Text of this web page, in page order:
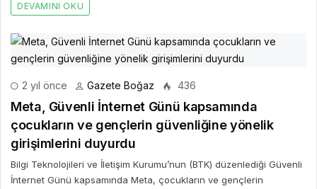
DEVAMINI OKU
2 yıl önce Gazete Boğaz 436
Meta, Güvenli İnternet Günü kapsamında
çocukların ve gençlerin güvenliğine yönelik
girişimlerini duyurdu
Bilgi Teknolojileri ve İletişim Kurumu’nun (BTK) düzenlediği Güvenli
İnternet Günü kapsamında Meta, çocukların ve gençlerin